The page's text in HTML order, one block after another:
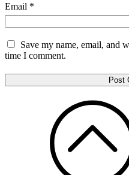
Email *
Save my name, email, and
time I comment.